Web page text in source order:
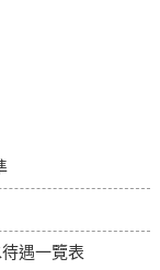
遇一覽表